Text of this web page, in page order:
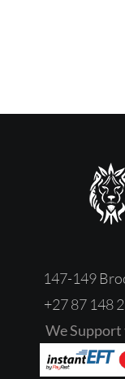
147-149
+27 87 148
We